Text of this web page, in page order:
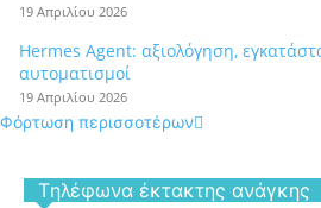
19 Απριλίου 2026
Hermes Agent: αξιολόγηση,
αυτοματισμοί
19 Απριλίου 2026
Φόρτωση περισσοτέρων
Tηλέφωνα έκτακτης ανάγκης